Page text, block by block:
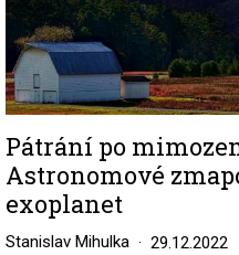
Pátrání po
Astronomové
exoplanet
Stanislav Mihulka 29.12.2022